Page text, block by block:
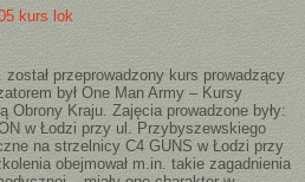
przeprowadzony kurs prowadzący
był One Man Army – Kursy
Obrony Kraju. Zajęcia prowadzone były:
w Łodzi przy ul. Przybyszewskiego
na strzelnicy C4 GUNS w Łodzi przy
obejmował m.in. takie zagadnienia